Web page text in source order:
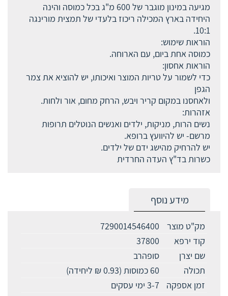
מגיעה במינון מוגבר של 600 מ"ג בכל כמוסה והינה
היחידה בארץ המכילה ריכוז בלעדי של תמצית מורינגה
10:1.
הוראות שימוש:
כמוסה אחת ביום, עם הארוחה.
הוראות אחסון:
כדי לשמור על טריות המוצר ואיכותו, יש להוציא את צמר
הגפן
ולאחסנו במקום קריר ויבש, הרחק מחום, אור ולחות.
אזהרות:
נשים הרות, מניקות, ילדים ואנשים הנוטלים תרופות
מרשם- יש להיוועץ ברופא.
יש להרחיק מהישג ידם של ילדים.
כשרות בד"ץ העדה החרדית
מידע נוסף
מק"ט מוצר
7290014546400
קוד ירפא
37800
שם יצרן
סופהרב
תכולה
60 כמוסות (0.93 ₪ ליחידה)
זמן אספקה
3-7 ימי עסקים